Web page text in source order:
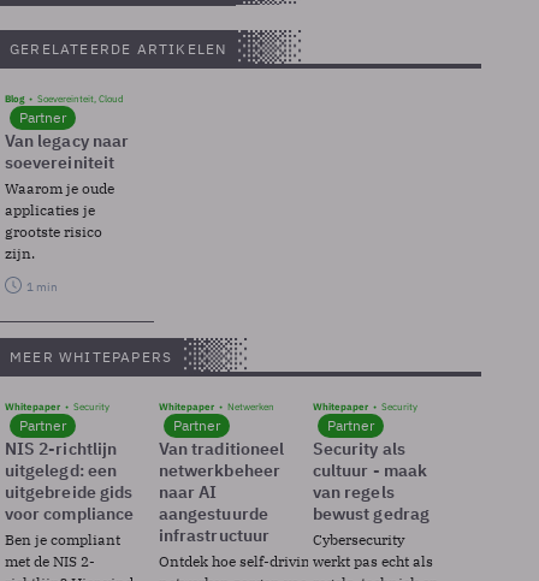
GERELATEERDE ARTIKELEN
Blog Soevereinteit, Cloud
Partner
Van legacy naar
soevereiniteit
Waarom je oude
applicaties je
grootste risico
zijn.
1 min
MEER WHITEPAPERS
Whitepaper Security
Partner
NIS 2-richtlijn
uitgelegd: een
uitgebreide gids
voor compliance
Ben je compliant
met de NIS 2-
Whitepaper Netwerken
Partner
Van traditioneel
netwerkbeheer
naar AI
aangestuurde
infrastructuur
Ontdek hoe self-driving
Whitepaper Security
Partner
Security als
cultuur - maak
van regels
bewust gedrag
Cybersecurity
werkt pas echt als